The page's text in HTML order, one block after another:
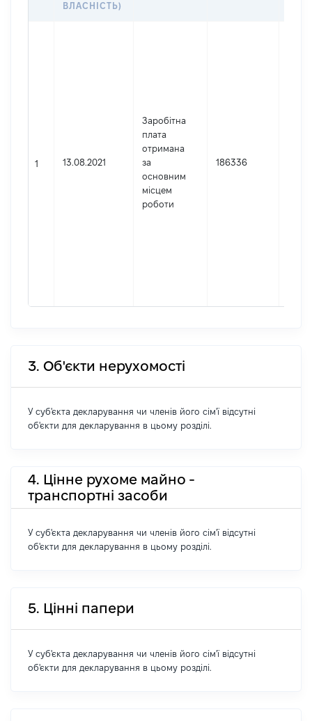
ВЛАСНІСТЬ)
1 13.08.2021
Заробітна
плата
отримана
за
основним
місцем
роботи
186336
3. Об'єкти нерухомості
У суб'єкта декларування чи членів його сім'ї відсутні
об'єкти для декларування в цьому розділі.
4. Цінне рухоме майно -
транспортні засоби
У суб'єкта декларування чи членів його сім'ї відсутні
об'єкти для декларування в цьому розділі.
5. Цінні папери
У суб'єкта декларування чи членів його сім'ї відсутні
об'єкти для декларування в цьому розділі.